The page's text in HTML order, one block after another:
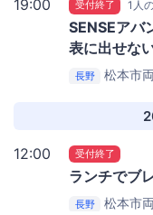
19:00 受付終了 1人
SENSEアバ
表に出せな
長野 松本市
12:00 受付終了
ランチでブ
長野 松本市